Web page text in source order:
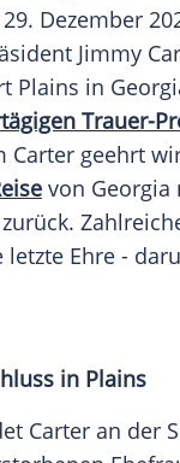
Dezember
Jimmy
Plains in
Trauer-
Carter geehrt
von Georgia
Ehre -
in Plains
Carter an der